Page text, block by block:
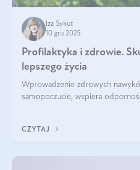
Iza Sykut
10 gru 2025
Profilaktyka i zdrowie.
lepszego życia
Wprowadzenie zdrowych
samopoczucie, wspiera
CZYTAJ